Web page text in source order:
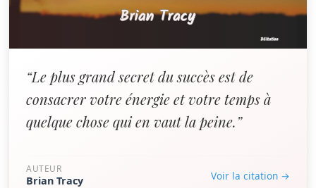
“Le plus grand secret du succès est de
consacrer votre énergie et votre temps à
quelque chose qui en vaut la peine.”
AUTEUR
Brian Tracy Voir la citation →